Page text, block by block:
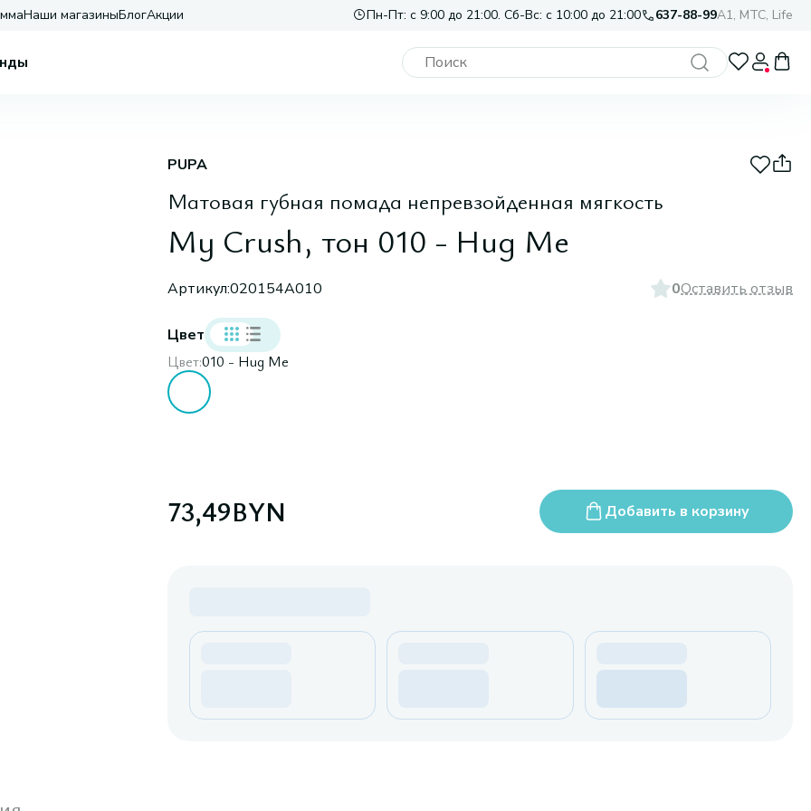
Наши магазиныБлогАкции Пн-Пт: с 9:00 до 21:00. Сб-Вс: с 10:00 до 21:00 637-88-99A1, МТС, Life
PUPA
Матовая губная помада непревзойденная мягкость
My Crush, тон 010 - Hug Me
Артикул:020154A010 0Оставить отзыв
Цвет
Цвет:010 - Hug Me
73,49BYN Добавить в корзину